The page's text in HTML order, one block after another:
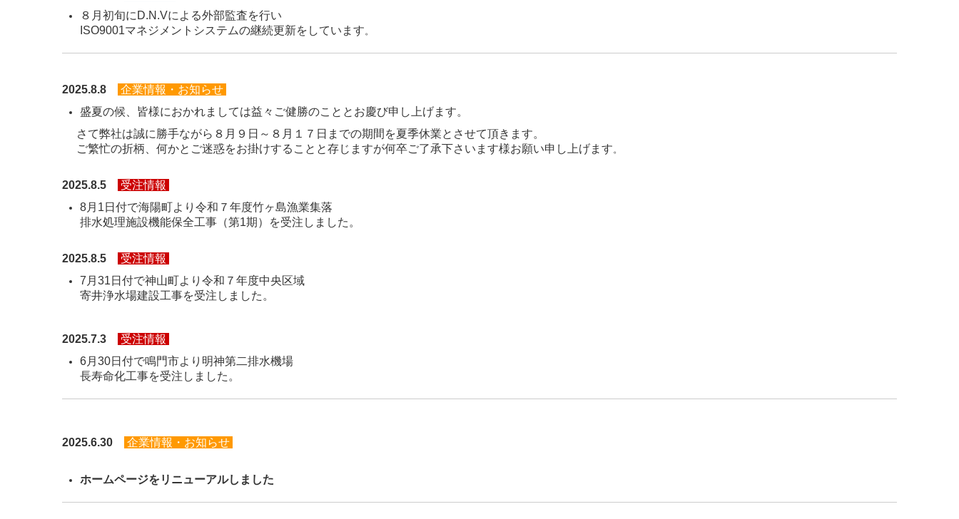
８月初旬にD.N.Vによる外部監査を行い
ISO9001マネジメントシステムの継続更新をしています 。
2025.8.8
企業情報・お知らせ
盛夏の候、皆様におかれましては益々ご健勝のこととお慶び申し上げます。
さて弊社は誠に勝手ながら８月９日～８月１７日までの期間を夏季休業とさせて頂きます。
ご繁忙の折柄、何かとご迷惑をお掛けすることと存じますが何卒ご了承下さいます様お願い申し上げます 。
2025.8.5
受注情報
8月1日付で海陽町より令和７年度竹ヶ島漁業集落
排水処理施設機能保全工事（第1期）を受注しました。
2025.8.5
受注情報
7月31日付で神山町より令和７年度中央区域
寄井浄水場建設工事を受注しました。
2025.7.3
受注情報
6月30日付で鳴門市より明神第二排水機場
長寿命化工事を受注しました。
2025.6.30 企業情報・お知らせ
ホームページをリニューアルしました